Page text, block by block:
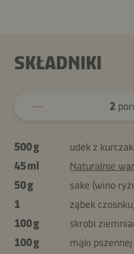
SKŁADNIKI
2
500 g
udek z
45 ml
Naturalnie
50 g
sake (wino
1
ząbek
100 g
skrobi
100 g
mąki pszennej